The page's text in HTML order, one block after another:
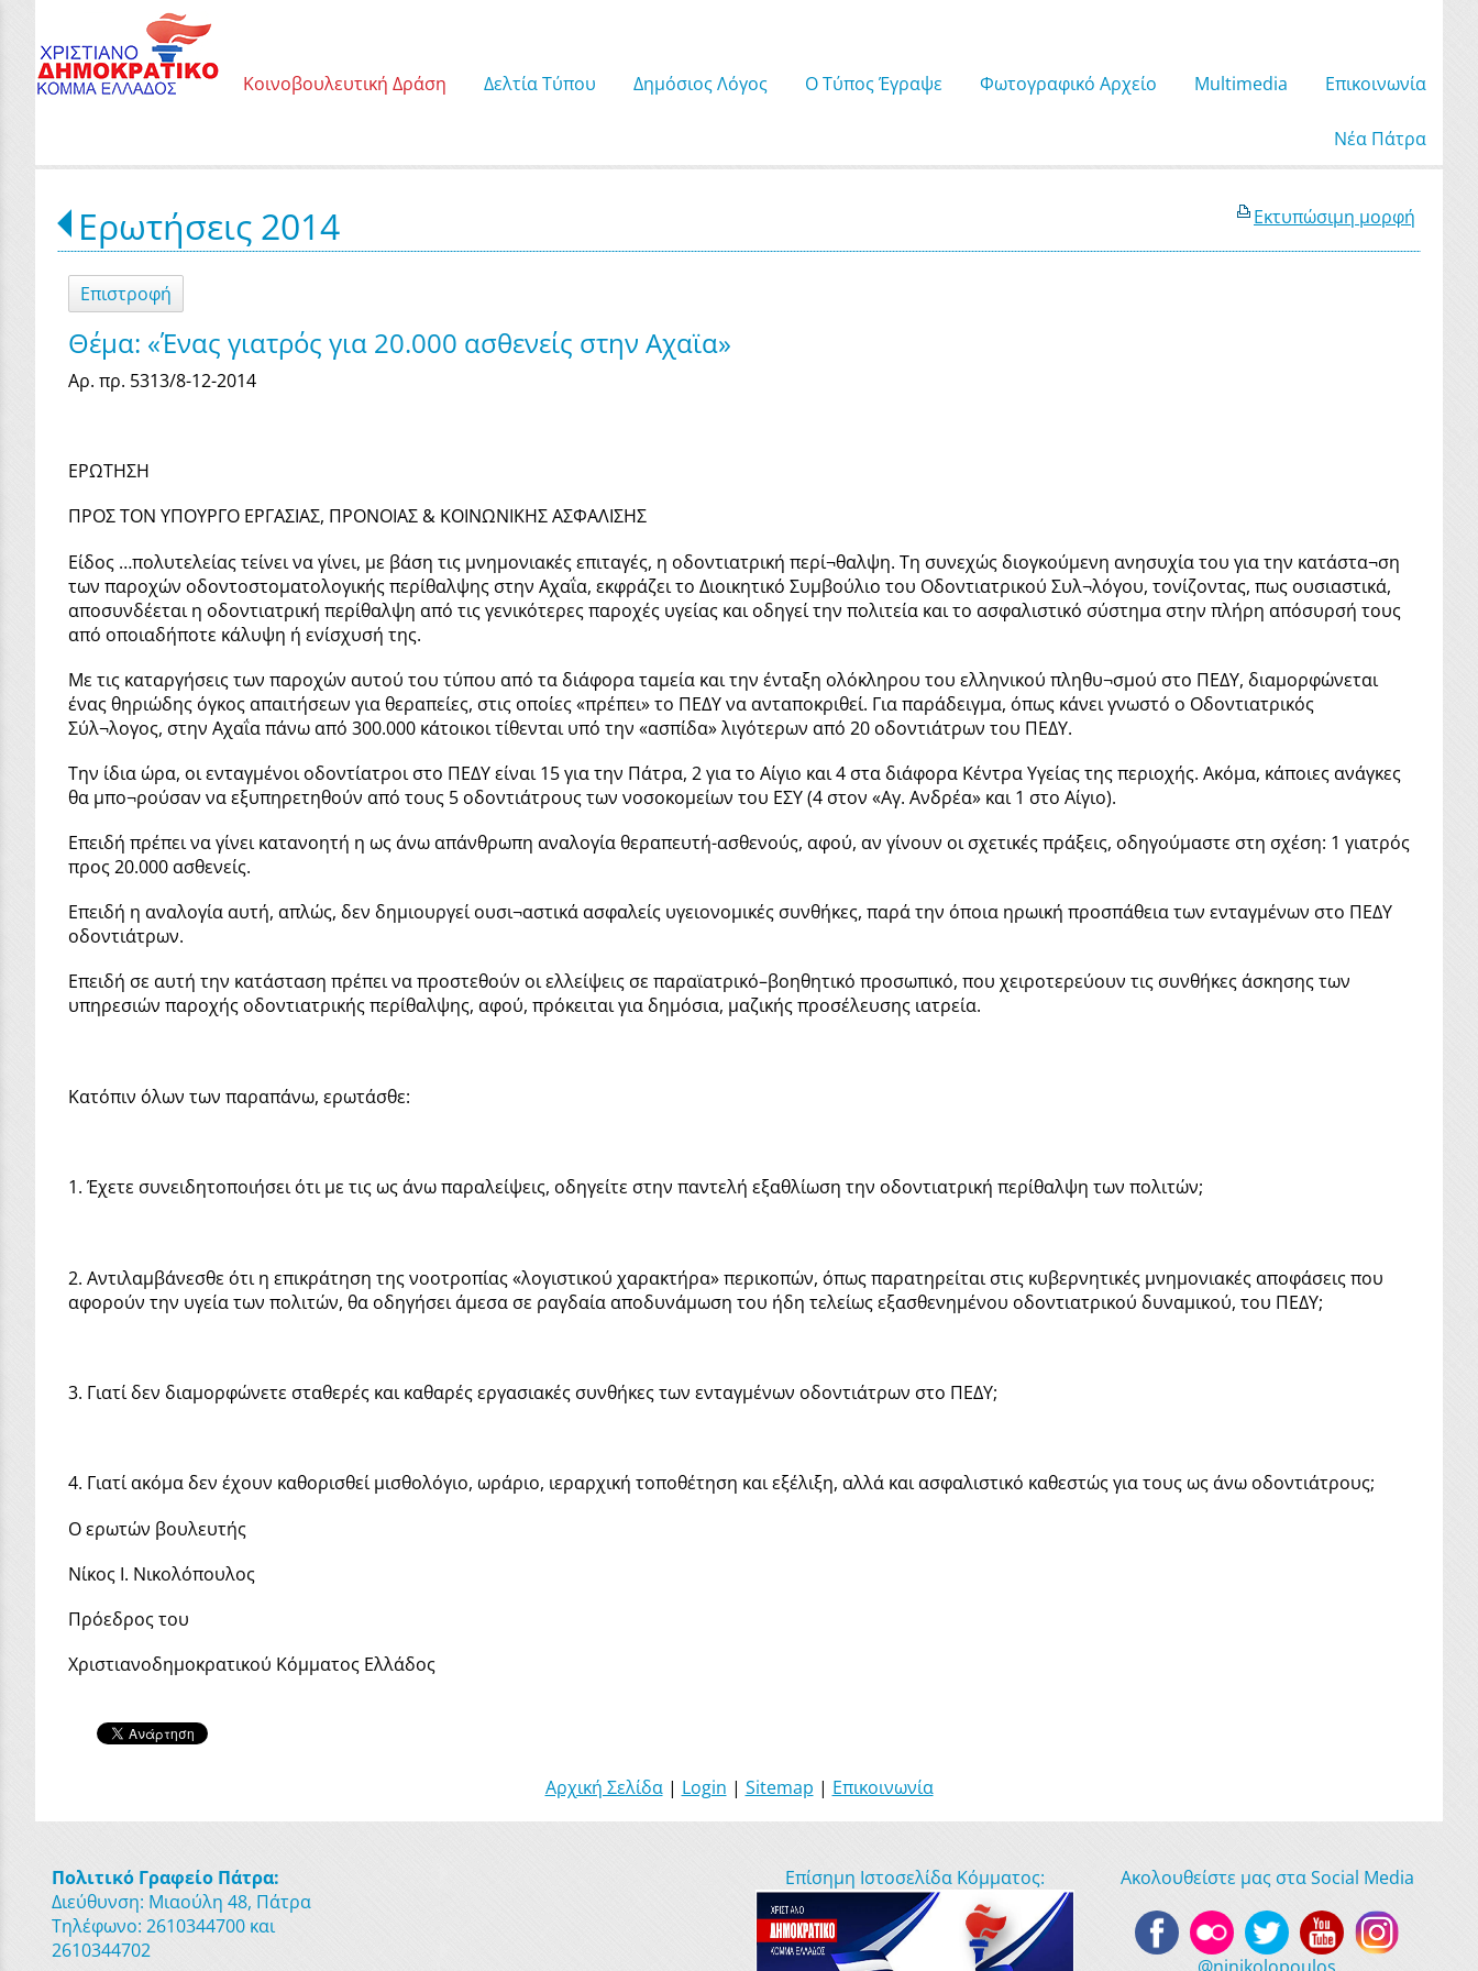
Κοινοβουλευτική Δράση Δελτία Τύπου Δημόσιος Λόγος Ο Τύπος Έγραψε Φωτογραφικό Αρχείο Μultimedia Επικοινωνία
Νέα Πάτρα
Εκτυπώσιμη μορφή
Ερωτήσεις 2014
Επιστροφή
Θέμα: «Ένας γιατρός για 20.000 ασθενείς στην Αχαϊα»
Αρ. πρ. 5313/8-12-2014
ΕΡΩΤΗΣΗ
ΠΡΟΣ ΤΟΝ ΥΠΟΥΡΓΟ ΕΡΓΑΣΙΑΣ, ΠΡΟΝΟΙΑΣ & ΚΟΙΝΩΝΙΚΗΣ ΑΣΦΑΛΙΣΗΣ
Είδος …πολυτελείας τείνει να γίνει, με βάση τις μνημονιακές επιταγές, η οδοντιατρική περί¬θαλψη. Τη συνεχώς διογκούμενη ανησυχία του για την κατάστα¬ση
των παροχών οδοντοστοματολογικής περίθαλψης στην Αχαΐα, εκφράζει το Διοικητικό Συμβούλιο του Οδοντιατρικού Συλ¬λόγου, τονίζοντας, πως ουσιαστικά,
αποσυνδέεται η οδοντιατρική περίθαλψη από τις γενικότερες παροχές υγείας και οδηγεί την πολιτεία και το ασφαλιστικό σύστημα στην πλήρη απόσυρσή τους
από οποιαδήποτε κάλυψη ή ενίσχυσή της.
Με τις καταργήσεις των παροχών αυτού του τύπου από τα διάφορα ταμεία και την ένταξη ολόκληρου του ελληνικού πληθυ¬σμού στο ΠΕΔΥ, διαμορφώνεται
ένας θηριώδης όγκος απαιτήσεων για θεραπείες, στις οποίες «πρέπει» το ΠΕΔΥ να ανταποκριθεί. Για παράδειγμα, όπως κάνει γνωστό ο Οδοντιατρικός
Σύλ¬λογος, στην Αχαΐα πάνω από 300.000 κάτοικοι τίθενται υπό την «ασπίδα» λιγότερων από 20 οδοντιάτρων του ΠΕΔΥ.
Την ίδια ώρα, οι ενταγμένοι οδοντίατροι στο ΠΕΔΥ είναι 15 για την Πάτρα, 2 για το Αίγιο και 4 στα διάφορα Κέντρα Υγείας της περιοχής. Ακόμα, κάποιες ανάγκες
θα μπο¬ρούσαν να εξυπηρετηθούν από τους 5 οδοντιάτρους των νοσοκομείων του ΕΣΥ (4 στον «Αγ. Ανδρέα» και 1 στο Αίγιο).
Επειδή πρέπει να γίνει κατανοητή η ως άνω απάνθρωπη αναλογία θεραπευτή-ασθενούς, αφού, αν γίνουν οι σχετικές πράξεις, οδηγούμαστε στη σχέση: 1 γιατρός
προς 20.000 ασθενείς.
Επειδή η αναλογία αυτή, απλώς, δεν δημιουργεί ουσι¬αστικά ασφαλείς υγειονομικές συνθήκες, παρά την όποια ηρωική προσπάθεια των ενταγμένων στο ΠΕΔΥ
οδοντιάτρων.
Επειδή σε αυτή την κατάσταση πρέπει να προστεθούν οι ελλείψεις σε παραϊατρικό–βοηθητικό προσωπικό, που χειροτερεύουν τις συνθήκες άσκησης των
υπηρεσιών παροχής οδοντιατρικής περίθαλψης, αφού, πρόκειται για δημόσια, μαζικής προσέλευσης ιατρεία.
Κατόπιν όλων των παραπάνω, ερωτάσθε:
1. Έχετε συνειδητοποιήσει ότι με τις ως άνω παραλείψεις, οδηγείτε στην παντελή εξαθλίωση την οδοντιατρική περίθαλψη των πολιτών;
2. Αντιλαμβάνεσθε ότι η επικράτηση της νοοτροπίας «λογιστικού χαρακτήρα» περικοπών, όπως παρατηρείται στις κυβερνητικές μνημονιακές αποφάσεις που
αφορούν την υγεία των πολιτών, θα οδηγήσει άμεσα σε ραγδαία αποδυνάμωση του ήδη τελείως εξασθενημένου οδοντιατρικού δυναμικού, του ΠΕΔΥ;
3. Γιατί δεν διαμορφώνετε σταθερές και καθαρές εργασιακές συνθήκες των ενταγμένων οδοντιάτρων στο ΠΕΔΥ;
4. Γιατί ακόμα δεν έχουν καθορισθεί μισθολόγιο, ωράριο, ιεραρχική τοποθέτηση και εξέλιξη, αλλά και ασφαλιστικό καθεστώς για τους ως άνω οδοντιάτρους;
Ο ερωτών βουλευτής
Νίκος Ι. Νικολόπουλος
Πρόεδρος του
Χριστιανοδημοκρατικού Κόμματος Ελλάδος
Αρχική Σελίδα| Login | Sitemap | Επικοινωνία
Πολιτικό Γραφείο Πάτρα:
Διεύθυνση: Μιαούλη 48, Πάτρα
Τηλέφωνο: 2610344700 και
2610344702
Επίσημη Ιστοσελίδα Κόμματος: Ακολουθείστε μας στα Social Media